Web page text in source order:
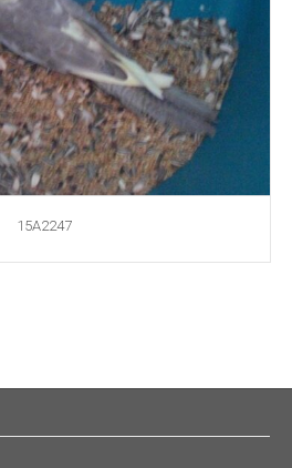
15A2247